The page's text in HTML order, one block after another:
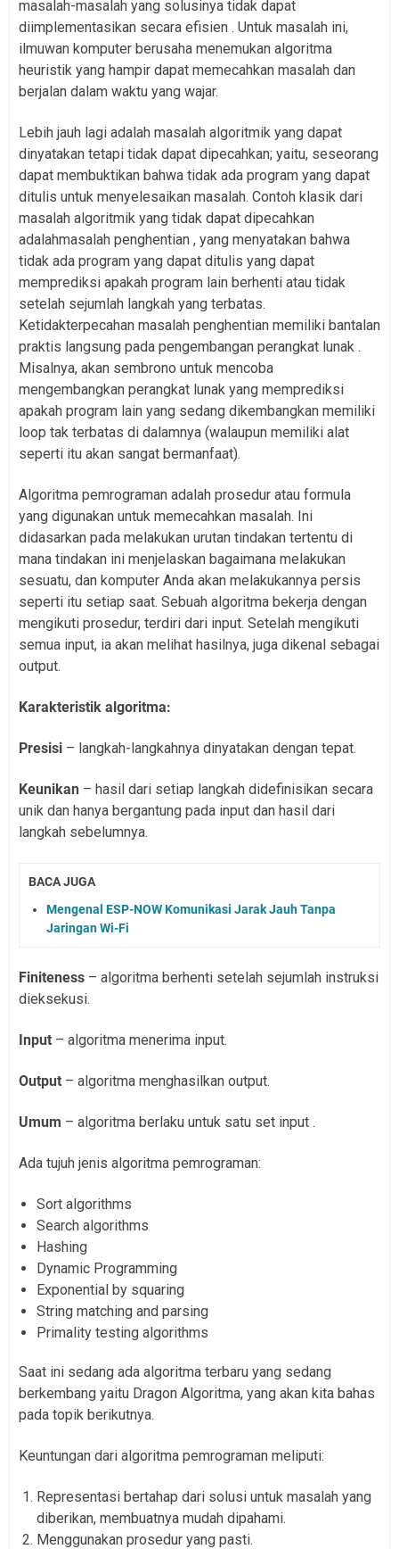
masalah-masalah yang solusinya tidak dapat
diimplementasikan secara efisien . Untuk masalah ini,
ilmuwan komputer berusaha menemukan algoritma
heuristik yang hampir dapat memecahkan masalah dan
berjalan dalam waktu yang wajar.
Lebih jauh lagi adalah masalah algoritmik yang dapat
dinyatakan tetapi tidak dapat dipecahkan; yaitu, seseorang
dapat membuktikan bahwa tidak ada program yang dapat
ditulis untuk menyelesaikan masalah. Contoh klasik dari
masalah algoritmik yang tidak dapat dipecahkan
adalahmasalah penghentian , yang menyatakan bahwa
tidak ada program yang dapat ditulis yang dapat
memprediksi apakah program lain berhenti atau tidak
setelah sejumlah langkah yang terbatas.
Ketidakterpecahan masalah penghentian memiliki bantalan
praktis langsung pada pengembangan perangkat lunak .
Misalnya, akan sembrono untuk mencoba
mengembangkan perangkat lunak yang memprediksi
apakah program lain yang sedang dikembangkan memiliki
loop tak terbatas di dalamnya (walaupun memiliki alat
seperti itu akan sangat bermanfaat).
Algoritma pemrograman adalah prosedur atau formula
yang digunakan untuk memecahkan masalah. Ini
didasarkan pada melakukan urutan tindakan tertentu di
mana tindakan ini menjelaskan bagaimana melakukan
sesuatu, dan komputer Anda akan melakukannya persis
seperti itu setiap saat. Sebuah algoritma bekerja dengan
mengikuti prosedur, terdiri dari input. Setelah mengikuti
semua input, ia akan melihat hasilnya, juga dikenal sebagai
output.
Karakteristik algoritma:
Presisi – langkah-langkahnya dinyatakan dengan tepat.
Keunikan – hasil dari setiap langkah didefinisikan secara
unik dan hanya bergantung pada input dan hasil dari
langkah sebelumnya.
BACA JUGA
Mengenal ESP-NOW Komunikasi Jarak Jauh Tanpa
Jaringan Wi-Fi
Finiteness – algoritma berhenti setelah sejumlah instruksi
dieksekusi.
Input – algoritma menerima input.
Output – algoritma menghasilkan output.
Umum – algoritma berlaku untuk satu set input .
Ada tujuh jenis algoritma pemrograman:
Sort algorithms
Search algorithms
Hashing
Dynamic Programming
Exponential by squaring
String matching and parsing
Primality testing algorithms
Saat ini sedang ada algoritma terbaru yang sedang
berkembang yaitu Dragon Algoritma, yang akan kita bahas
pada topik berikutnya.
Keuntungan dari algoritma pemrograman meliputi:
Representasi bertahap dari solusi untuk masalah yang
diberikan, membuatnya mudah dipahami.
Menggunakan prosedur yang pasti.